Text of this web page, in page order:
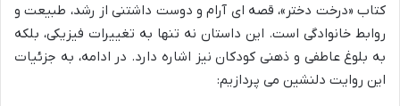
کتاب «درخت دختر»، قصه ای آرام و دوست داشتنی از رشد، طبیعت و
روابط خانوادگی است. این داستان نه تنها به تغییرات فیزیکی، بلکه
به بلوغ عاطفی و ذهنی کودکان نیز اشاره دارد. در ادامه، به جزئیات
این روایت دلنشین می پردازیم: